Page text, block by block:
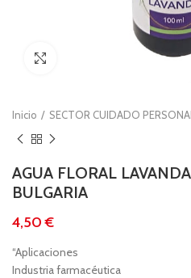
Inicio SECTOR CUIDADO
AGUA FLORAL
BULGARIA
€
“Aplicaciones
Industria farmacéutica